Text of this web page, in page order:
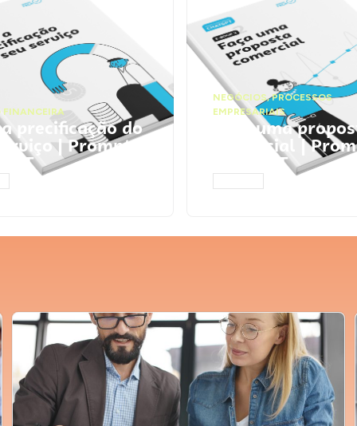
FINANCEIRA
precificação do
| Prompts
NEGÓCIOS,PROCESSOS
EMPRESARIAIS
Faça uma
comercial |
ChatGPT